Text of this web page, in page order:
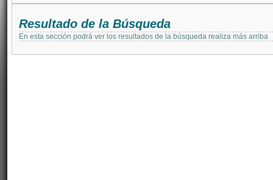
Resultado de la Búsqueda
En esta sección podrá ver los resultados de la búsqueda realiza más arriba